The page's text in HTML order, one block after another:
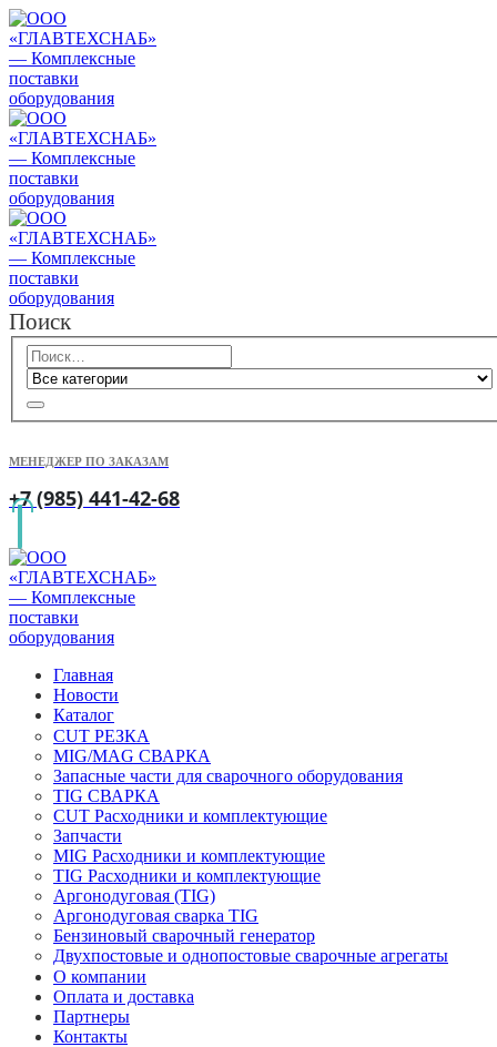
Поиск
МЕНЕДЖЕР ПО ЗАКАЗАМ
+7 (985) 441-42-68
Главная
Новости
Каталог
CUT РЕЗКА
MIG/MAG СВАРКА
Запасные части для сварочного оборудования
TIG СВАРКА
CUT Расходники и комплектующие
Запчасти
MIG Расходники и комплектующие
TIG Расходники и комплектующие
Аргонодуговая (TIG)
Аргонодуговая сварка TIG
Бензиновый сварочный генератор
Двухпостовые и однопостовые сварочные агрегаты
О компании
Оплата и доставка
Партнеры
Контакты